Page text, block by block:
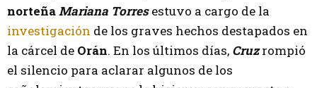
norteñaMariana Torresestuvo a cargo de la
investigación de los graves hechos destapados en
la cárcel de Orán. En los últimos días, Cruzrompió
el silencio para aclarar algunos de los